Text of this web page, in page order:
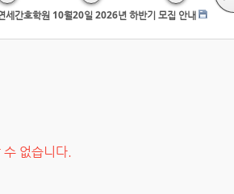
세간호학원 10월20일 2026년 하반기 모집 안내
세간호학원 10월20일 2026년 하반기 모집 안내
기 간호조무사 국시
수 없습니다.